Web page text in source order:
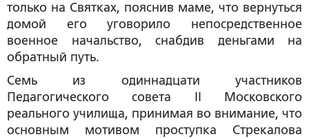
только на Святках, пояснив маме, что вернуться
домой его уговорило непосредственное
военное начальство, снабдив деньгами на
обратный путь.
Семь из одиннадцати участников
Педагогического совета II Московского
реального училища, принимая во внимание, что
основным мотивом проступка Стрекалова